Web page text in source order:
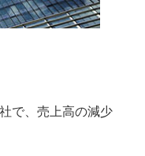
で、売上高の減少